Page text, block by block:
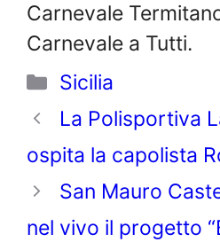
Carnevale
Carnevale a Tutti.
Categorie
Sicilia
La Polisportiva
ospita la capolista
San Mauro
nel vivo il progetto